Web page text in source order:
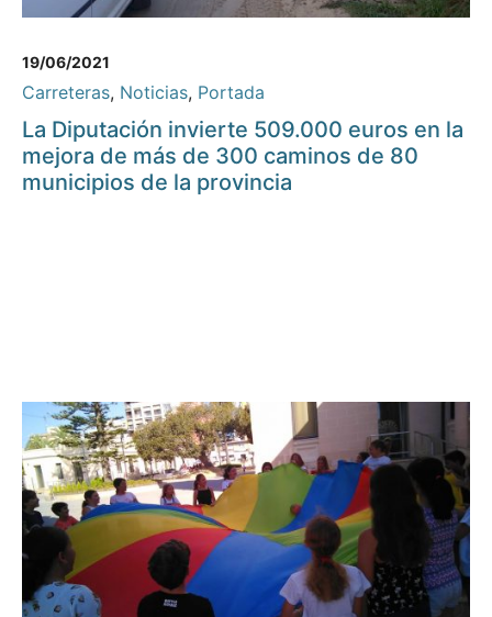
19/06/2021
Carreteras, Noticias, Portada
La Diputación invierte 509.000 euros en la
mejora de más de 300 caminos de 80
municipios de la provincia